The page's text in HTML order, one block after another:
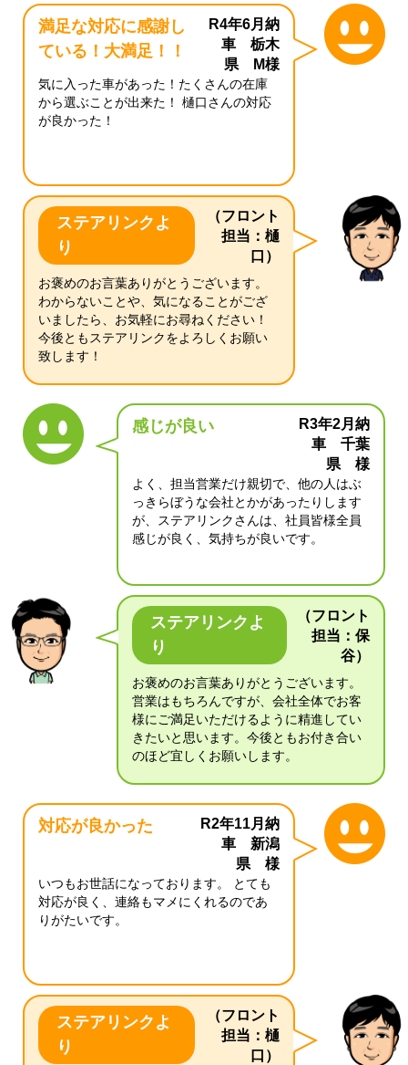
満足な対応に感謝し
ている！大満足！！
R4年6月納
車 栃木
県 M様
気に入った車があった！たくさんの在庫
から選ぶことが出来た！ 樋口さんの対応
が良かった！
ステアリンクよ
り
（フロント
担当：樋
口）
お褒めのお言葉ありがとうございます。
わからないことや、気になることがござ
いましたら、お気軽にお尋ねください！
今後ともステアリンクをよろしくお願い
致します！
感じが良い
R3年2月納
車 千葉
県 様
よく、担当営業だけ親切で、他の人はぶ
っきらぼうな会社とかがあったりします
が、ステアリンクさんは、社員皆様全員
感じが良く、気持ちが良いです。
ステアリンクよ
り
（フロント
担当：保
谷）
お褒めのお言葉ありがとうございます。
営業はもちろんですが、会社全体でお客
様にご満足いただけるように精進してい
きたいと思います。今後ともお付き合い
のほど宜しくお願いします。
対応が良かった
R2年11月納
車 新潟
県 様
いつもお世話になっております。 とても
対応が良く、連絡もマメにくれるのであ
りがたいです。
ステアリンクよ
り
（フロント
担当：樋
口）